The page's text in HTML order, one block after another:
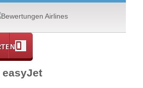
easyJet